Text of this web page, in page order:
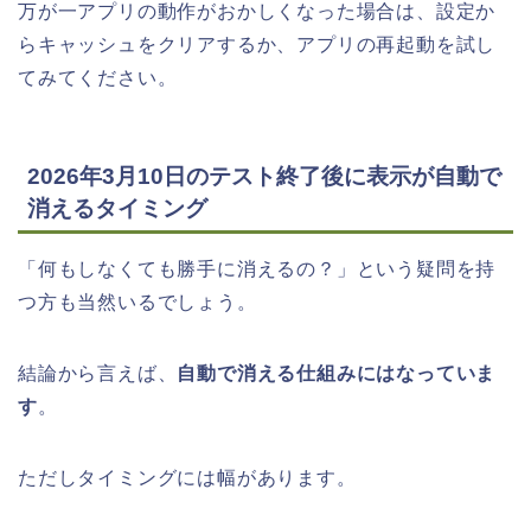
万が一アプリの動作がおかしくなった場合は、設定か
らキャッシュをクリアするか、アプリの再起動を試し
てみてください。
2026年3月10日のテスト終了後に表示が自動で
消えるタイミング
「何もしなくても勝手に消えるの？」という疑問を持
つ方も当然いるでしょう。
結論から言えば、 自動で消える仕組みにはなっていま
す。
ただしタイミングには幅があります。